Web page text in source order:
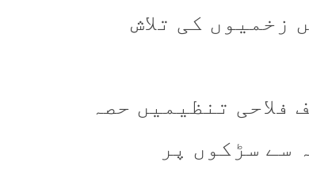
زخمیوں کی تلاش
تنظیمیں حصہ
سے سڑکوں پر